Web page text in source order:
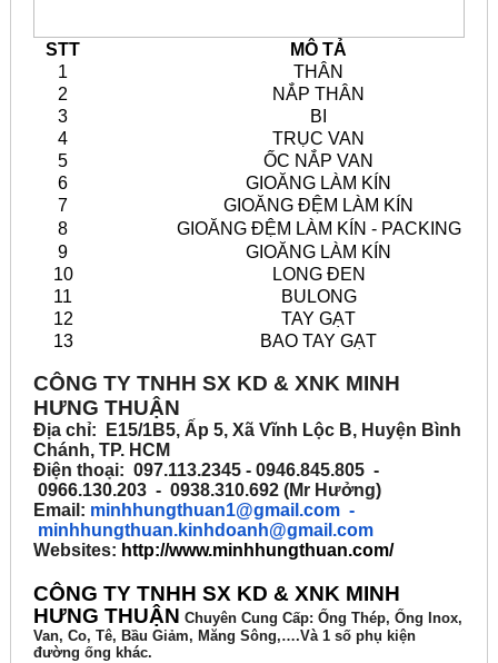
STT
MÔ TẢ
1
THÂN
2
NẮP THÂN
3
BI
4
TRỤC VAN
5
ỐC NẮP VAN
6
GIOĂNG LÀM KÍN
7
GIOĂNG ĐỆM LÀM KÍN
8
GIOĂNG ĐỆM LÀM KÍN - PACKING
9
GIOĂNG LÀM KÍN
10
LONG ĐEN
11
BULONG
12
TAY GẠT
13
BAO TAY GẠT
CÔNG TY TNHH SX KD & XNK MINH
HƯNG THUẬN
Địa chỉ: E15/1B5, Ấp 5, Xã Vĩnh Lộc B, Huyện Bình
Chánh, TP. HCM
Điện thoại: 097.113.2345 - 0946.845.805 -
0966.130.203 - 0938.310.692 (Mr Hưởng)
Email: minhhungthuan1@gmail.com -
minhhungthuan.kinhdoanh@gmail.com
Websites: http://www.minhhungthuan.com/
CÔNG TY TNHH SX KD & XNK MINH
HƯNG THUẬN ChuyênCung Cấp: Ống Thép, Ống Inox,
Van, Co, Tê, Bầu Giảm, Măng Sông,….Và 1 số phụ kiện
đường ống khác.